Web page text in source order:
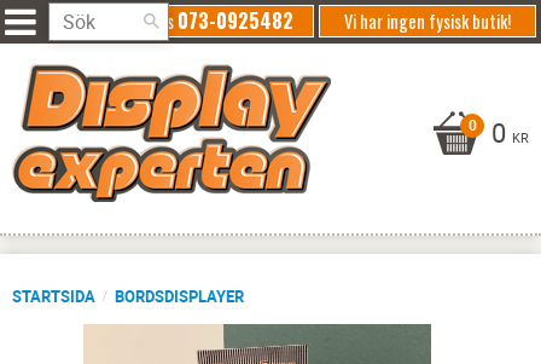
Vi har ingen fysisk butik!
Ring oss073-0925482
0 KR
STARTSIDA BORDSDISPLAYER